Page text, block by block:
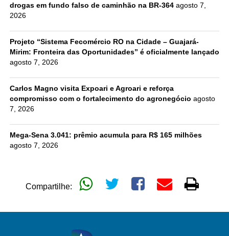
drogas em fundo falso de caminhão na BR-364 agosto 7,
2026
Projeto “Sistema Fecomércio RO na Cidade – Guajará-
Mirim: Fronteira das Oportunidades” é oficialmente lançado
agosto 7, 2026
Carlos Magno visita Expoari e Agroari e reforça
compromisso com o fortalecimento do agronegócio agosto
7, 2026
Mega-Sena 3.041: prêmio acumula para R$ 165 milhões
agosto 7, 2026
Compartilhe: